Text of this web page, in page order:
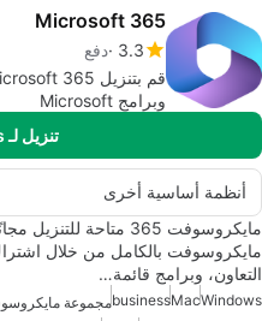
Microsoft 365
3.3 دفع
وبرامج Microsoft
تنزيل لـ Windows
أنظمة أساسية أخرى
مايكروسوفت 365 متاحة
مايكروسوفت بالكامل من خلال
التعاون، وبرامج قائمة…
Windows
Mac
business